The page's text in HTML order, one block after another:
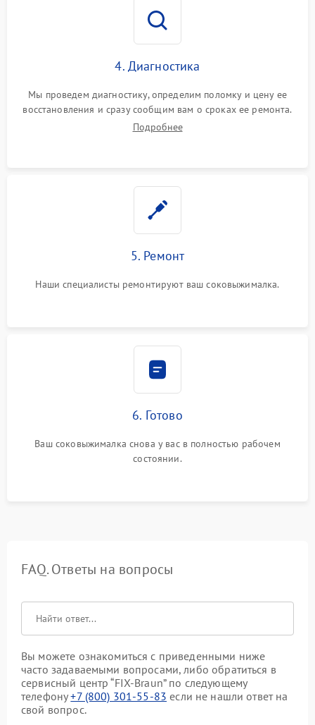
4. Диагностика
Мы проведем диагностику, определим поломку и цену ее
восстановления и сразу сообщим вам о сроках ее ремонта.
Подробнее
5. Ремонт
Наши специалисты ремонтируют ваш соковыжималка.
6. Готово
Ваш соковыжималка снова у вас в полностью рабочем
состоянии.
FAQ. Ответы на вопросы
Вы можете ознакомиться с приведенными ниже
часто задаваемыми вопросами, либо обратиться в
сервисный центр “FIX-Braun” по следующему
телефону+7 (800) 301-55-83 если не нашли ответ на
свой вопрос.